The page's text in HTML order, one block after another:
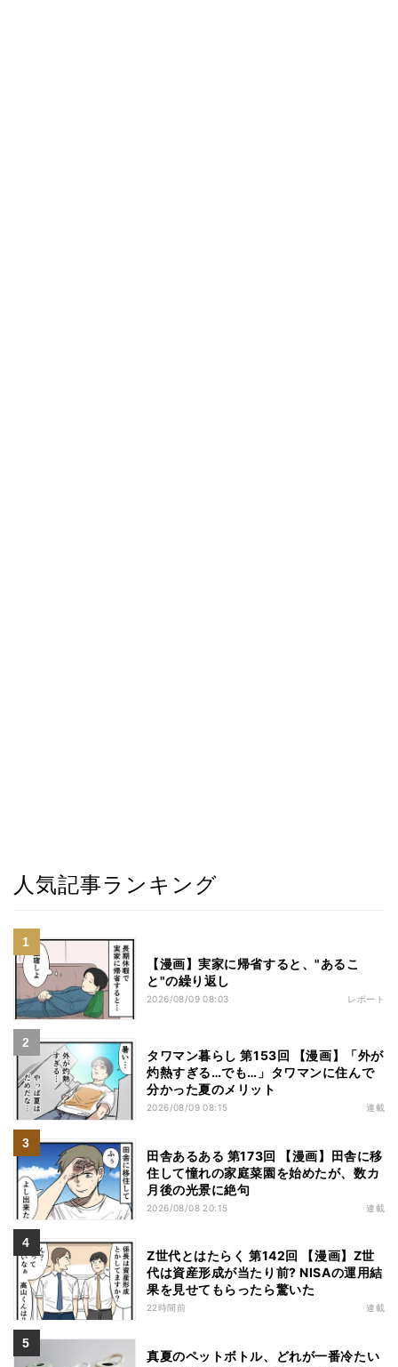
人気記事ランキング
【漫画】実家に帰省すると、"あるこ
と"の繰り返し
2026/08/09 08:03 レポート
タワマン暮らし 第153回 【漫画】「外が
灼熱すぎる…でも…」タワマンに住んで
分かった夏のメリット
2026/08/09 08:15 連載
田舎あるある 第173回 【漫画】田舎に移
住して憧れの家庭菜園を始めたが、数カ
月後の光景に絶句
2026/08/08 20:15 連載
Z世代とはたらく 第142回 【漫画】Z世
代は資産形成が当たり前? NISAの運用結
果を見せてもらったら驚いた
22時間前 連載
真夏のペットボトル、どれが一番冷たい